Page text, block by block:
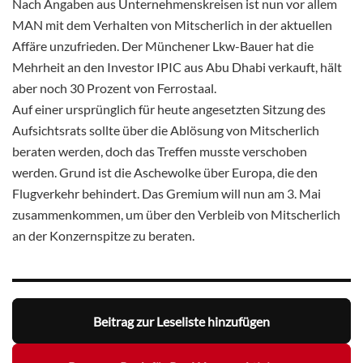
Nach Angaben aus Unternehmenskreisen ist nun vor allem
MAN mit dem Verhalten von Mitscherlich in der aktuellen
Affäre unzufrieden. Der Münchener Lkw-Bauer hat die
Mehrheit an den Investor IPIC aus Abu Dhabi verkauft, hält
aber noch 30 Prozent von Ferrostaal.
Auf einer ursprünglich für heute angesetzten Sitzung des
Aufsichtsrats sollte über die Ablösung von Mitscherlich
beraten werden, doch das Treffen musste verschoben
werden. Grund ist die Aschewolke über Europa, die den
Flugverkehr behindert. Das Gremium will nun am 3. Mai
zusammenkommen, um über den Verbleib von Mitscherlich
an der Konzernspitze zu beraten.
Beitrag zur Leseliste hinzufügen